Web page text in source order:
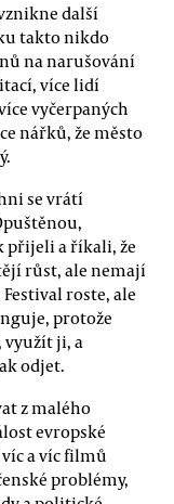
další
takto nikdo
na narušování
více lidí
vyčerpaných
nářků, že město
se vrátí
přijeli a říkali, že
růst, ale nemají
roste, ale
protože
využít ji, a
odjet.
z malého
evropské
a víc filmů
problémy,